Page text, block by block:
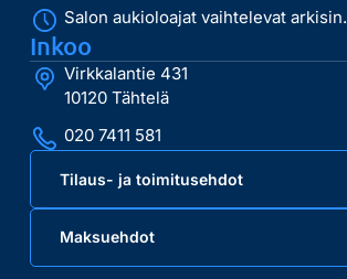
Salon aukioloajat vaihtelevat arkisin.
Inkoo
Virkkalantie 431
10120 Tähtelä
020 7411 581
Tilaus- ja toimitusehdot
Maksuehdot